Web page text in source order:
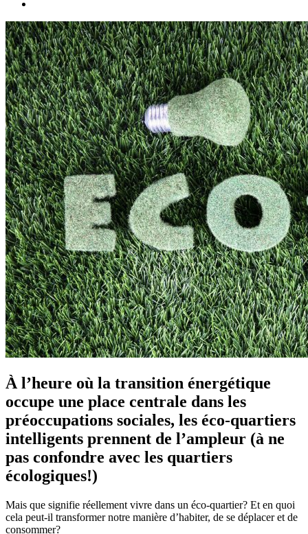
À l’heure où la transition énergétique
occupe une place centrale dans les
préoccupations sociales, les éco-quartiers
intelligents prennent de l’ampleur (à ne
pas confondre avec les quartiers
écologiques!)
Mais que signifie réellement vivre dans un éco-quartier? Et en quoi
cela peut-il transformer notre manière d’habiter, de se déplacer et de
consommer?